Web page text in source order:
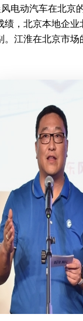
电动汽车在北京
绩，北京本地企
。江淮在北京市